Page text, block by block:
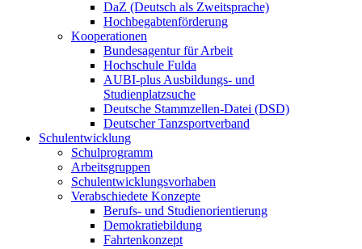
DaZ (Deutsch als Zweitsprache)
Hochbegabtenförderung
Kooperationen
Bundesagentur für Arbeit
Hochschule Fulda
AUBI-plus Ausbildungs- und
Studienplatzsuche
Deutsche Stammzellen-Datei (DSD)
Deutscher Tanzsportverband
Schulentwicklung
Schulprogramm
Arbeitsgruppen
Schulentwicklungsvorhaben
Verabschiedete Konzepte
Berufs- und Studienorientierung
Demokratiebildung
Fahrtenkonzept